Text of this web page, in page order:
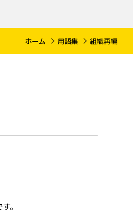
ホーム 用語集 組織再編
。